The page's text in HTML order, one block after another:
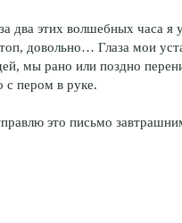
два этих волшебных часа я
довольно… Глаза мои
мы рано или поздно
с пером в руке.
это письмо